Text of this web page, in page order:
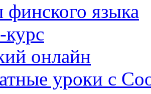
языка
курс
онлайн
уроки с